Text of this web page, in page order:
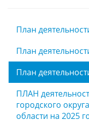
План
План
План
ПЛАН
городского
области на 2025